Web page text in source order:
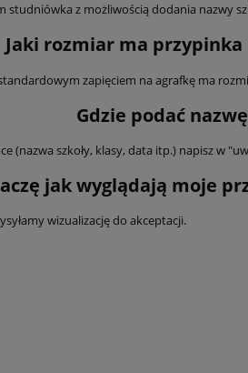
studniówka z możliwością dodania nazwy
Jaki rozmiar ma
zapięciem na agrafkę ma
Gdzie podać
(nazwa szkoły, klasy, data itp.) napisz w
jak wyglądają moje
wizualizację do akceptacji.